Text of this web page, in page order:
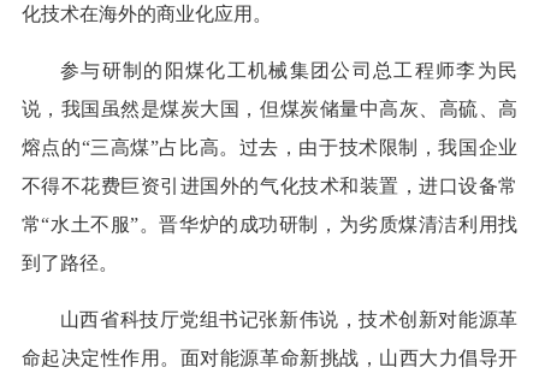
化技术在海外的商业化应用。
参与研制的阳煤化工机械集团公司总工程师李为民
说，我国虽然是煤炭大国，但煤炭储量中高灰、高硫、高
熔点的“三高煤”占比高。过去，由于技术限制，我国企业
不得不花费巨资引进国外的气化技术和装置，进口设备常
常“水土不服”。晋华炉的成功研制，为劣质煤清洁利用找
到了路径。
山西省科技厅党组书记张新伟说，技术创新对能源革
命起决定性作用。面对能源革命新挑战，山西大力倡导开